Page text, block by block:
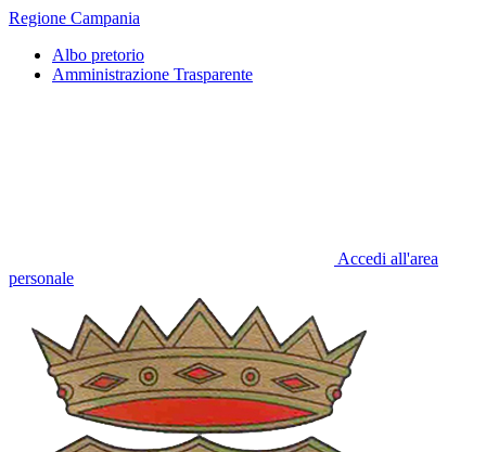
Regione Campania
Albo pretorio
Amministrazione Trasparente
Accedi all'area
personale